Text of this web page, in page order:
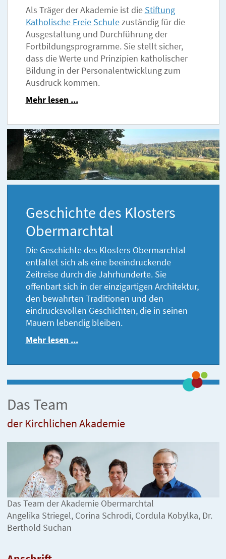
Als Träger der Akademie ist die Stiftung
Katholische Freie Schulezuständig für die
Ausgestaltung und Durchführung der
Fortbildungsprogramme. Sie stellt sicher,
dass die Werte und Prinzipien katholischer
Bildung in der Personalentwicklung zum
Ausdruck kommen.
Mehr lesen ...
Geschichte des Klosters
Obermarchtal
Die Geschichte des Klosters Obermarchtal
entfaltet sich als eine beeindruckende
Zeitreise durch die Jahrhunderte. Sie
offenbart sich in der einzigartigen Architektur,
den bewahrten Traditionen und den
eindrucksvollen Geschichten, die in seinen
Mauern lebendig bleiben.
Mehr lesen ...
Das Team
der Kirchlichen Akademie
Das Team der Akademie Obermarchtal
Angelika Striegel, Corina Schrodi, Cordula Kobylka, Dr.
Berthold Suchan